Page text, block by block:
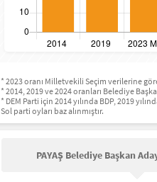
* 2023 oranı Milletvekili Seçim verilerine
* 2014, 2019 ve 2024 oranları Belediye
* DEM Parti için 2014 yılında BDP, 2019
Sol parti oyları baz alınmıştır.
PAYAŞ Belediye Başkan